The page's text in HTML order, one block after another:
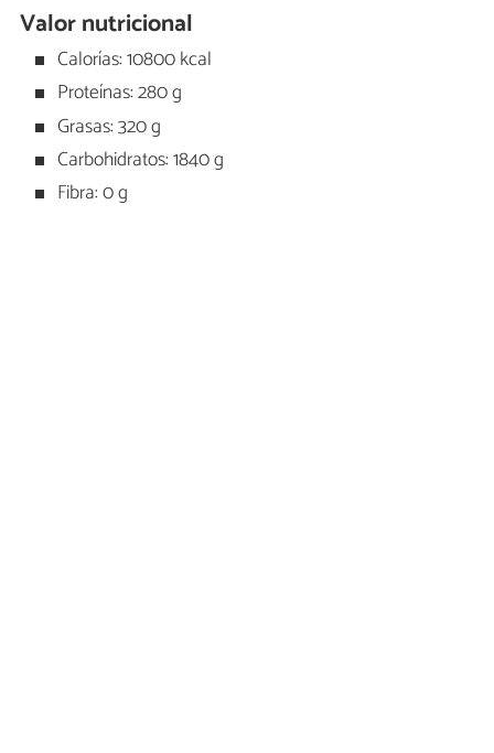
Valor nutricional
Calorías: 10800 kcal
Proteínas: 280 g
Grasas: 320 g
Carbohidratos: 1840 g
Fibra: 0 g